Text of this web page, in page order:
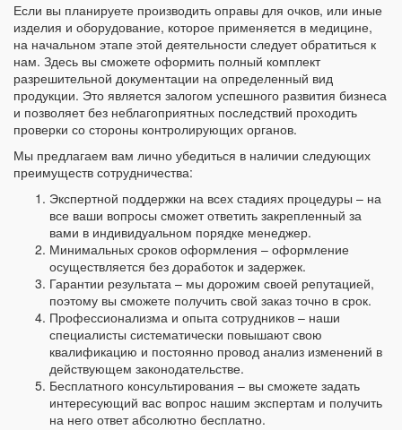
Если вы планируете производить оправы для очков, или иные
изделия и оборудование, которое применяется в медицине,
на начальном этапе этой деятельности следует обратиться к
нам. Здесь вы сможете оформить полный комплект
разрешительной документации на определенный вид
продукции. Это является залогом успешного развития бизнеса
и позволяет без неблагоприятных последствий проходить
проверки со стороны контролирующих органов.
Мы предлагаем вам лично убедиться в наличии следующих
преимуществ сотрудничества:
Экспертной поддержки на всех стадиях процедуры – на
все ваши вопросы сможет ответить закрепленный за
вами в индивидуальном порядке менеджер.
Минимальных сроков оформления – оформление
осуществляется без доработок и задержек.
Гарантии результата – мы дорожим своей репутацией,
поэтому вы сможете получить свой заказ точно в срок.
Профессионализма и опыта сотрудников – наши
специалисты систематически повышают свою
квалификацию и постоянно провод анализ изменений в
действующем законодательстве.
Бесплатного консультирования – вы сможете задать
интересующий вас вопрос нашим экспертам и получить
на него ответ абсолютно бесплатно.